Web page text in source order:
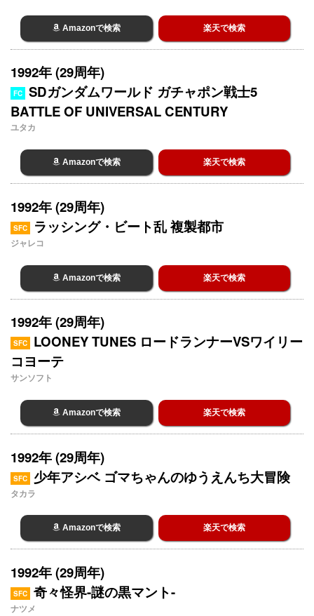
Amazonで検索 楽天で検索
1992年 (29周年)
FC
SDガンダムワールド ガチャポン戦士5
BATTLE OF UNIVERSAL CENTURY
ユタカ
Amazonで検索 楽天で検索
1992年 (29周年)
SFC ラッシング・ビート乱 複製都市
ジャレコ
Amazonで検索 楽天で検索
1992年 (29周年)
SFC
LOONEY TUNES ロードランナーVSワイリー
コヨーテ
サンソフト
Amazonで検索 楽天で検索
1992年 (29周年)
SFC 少年アシベ ゴマちゃんのゆうえんち大冒険
タカラ
Amazonで検索 楽天で検索
1992年 (29周年)
SFC 奇々怪界-謎の黒マント-
ナツメ